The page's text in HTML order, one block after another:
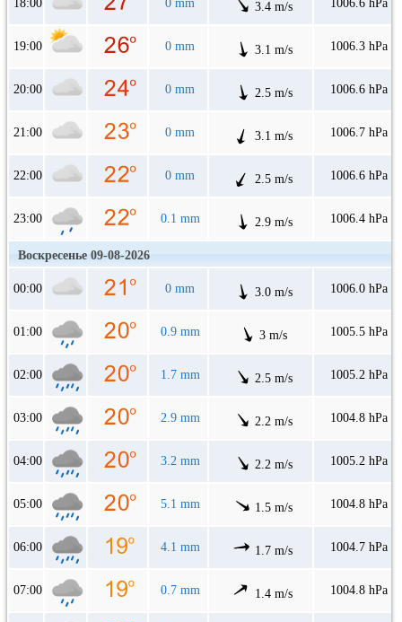
18:00 0 mm 3.4 m/s 1006.6 hPa
19:00 0 mm 3.1 m/s 1006.3 hPa
20:00 0 mm 2.5 m/s 1006.6 hPa
21:00 0 mm 3.1 m/s 1006.7 hPa
22:00 0 mm 2.5 m/s 1006.6 hPa
23:00 0.1 mm 2.9 m/s 1006.4 hPa
Воскресенье 09-08-2026
00:00 0 mm 3.0 m/s 1006.0 hPa
01:00 0.9 mm 3 m/s 1005.5 hPa
02:00 1.7 mm 2.5 m/s 1005.2 hPa
03:00 2.9 mm 2.2 m/s 1004.8 hPa
04:00 3.2 mm 2.2 m/s 1005.2 hPa
05:00 5.1 mm 1.5 m/s 1004.8 hPa
06:00 4.1 mm 1.7 m/s 1004.7 hPa
07:00 0.7 mm 1.4 m/s 1004.8 hPa